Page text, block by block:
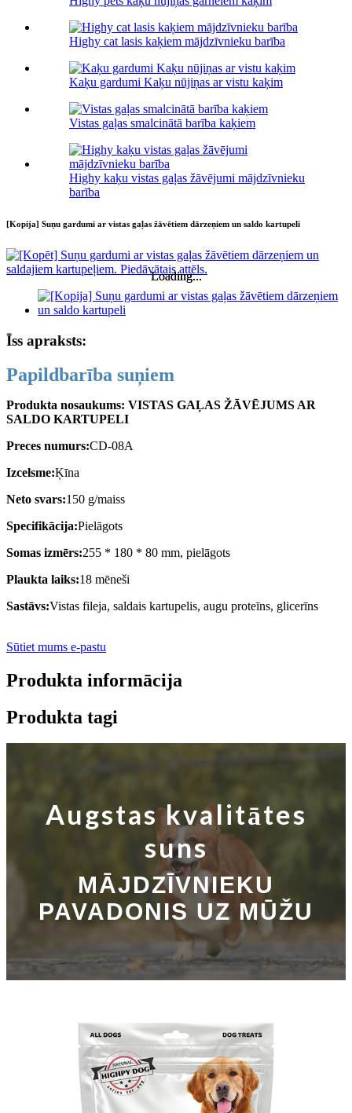
Highy cat lasis kaķiem mājdzīvnieku barība
Kaķu gardumi Kaķu nūjiņas ar vistu kaķim
Vistas gaļas smalcinātā barība kaķiem
Highy kaķu vistas gaļas žāvējumi mājdzīvnieku
barība
[Kopija] Suņu gardumi ar vistas gaļas žāvētiem dārzeņiem un saldo kartupeli
Loading...
Loading...
Īss apraksts:
Papildbarība suņiem
Produkta nosaukums: VISTAS GAĻAS ŽĀVĒJUMS AR
SALDO KARTUPELI
Preces numurs:CD-08A
Izcelsme:Ķīna
Neto svars:150 g/maiss
Specifikācija:Pielāgots
Somas izmērs:255 * 180 * 80 mm, pielāgots
Plaukta laiks:18 mēneši
Sastāvs:Vistas fileja, saldais kartupelis, augu proteīns, glicerīns
Sūtiet mums e-pastu
Produkta informācija
Produkta tagi
Augstas kvalitātes
suns
MĀJDZĪVNIEKU
PAVADONIS UZ MŪŽU